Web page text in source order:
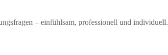
– einfühlsam, professionell und individuell.